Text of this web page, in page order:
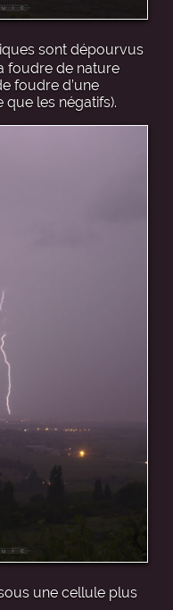
sont dépourvus
foudre de nature
foudre d’une
les négatifs).
une cellule plus